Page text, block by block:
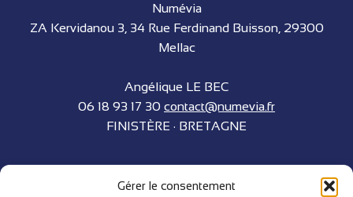
Gérer le consentement
Numévia
ZA Kervidanou 3, 34 Rue Ferdinand Buisson, 29300
Mellac
Angélique LE BEC
06 18 93 17 30 contact@numevia.fr
FINISTÈRE · BRETAGNE